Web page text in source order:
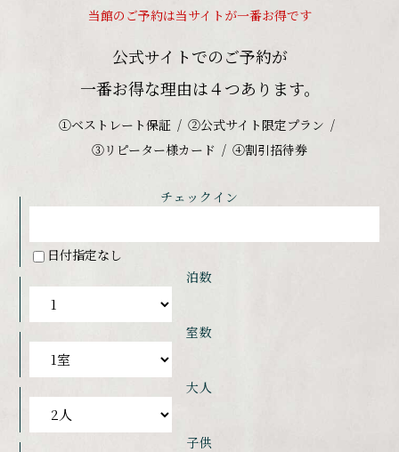
当館のご予約は当サイトが一番お得です
公式サイトでのご予約が
一番お得な理由は４つあります。
①ベストレート保証
②公式サイト限定プラン
③リピーター様カード
④割引招待券
チェックイン
日付指定なし
泊数
室数
大人
子供